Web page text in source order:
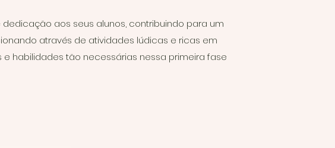
aos seus alunos, contribuindo para um
através de atividades lúdicas e ricas em
habilidades tão necessárias nessa primeira fase